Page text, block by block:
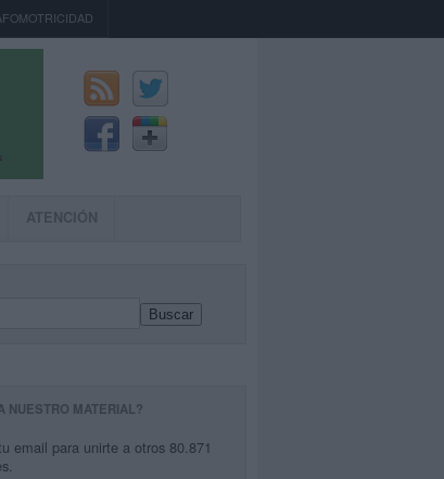
ATENCIÓN
Buscar
NUESTRO MATERIAL?
email para unirte a otros 80.871